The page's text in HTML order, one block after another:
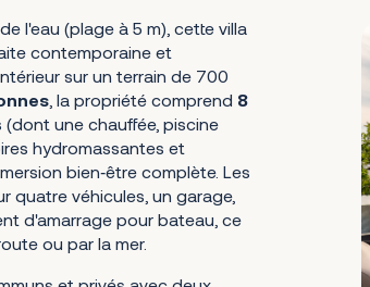
l'eau (plage à 5 m), cette villa
contemporaine et
sur un terrain de 700
, la propriété comprend 8
(dont une chauffée, piscine
hydromassantes et
bien‑être complète. Les
quatre véhicules, un garage,
d'amarrage pour bateau, ce
ou par la mer.